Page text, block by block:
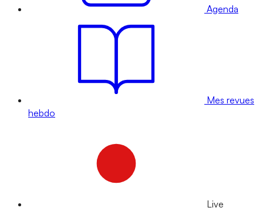
Agenda
Mes revues
hebdo
Live